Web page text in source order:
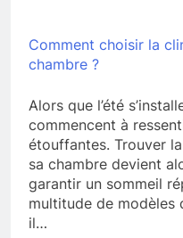
Comment choisir la
chambre ?
Alors que l’été
commencent à
étouffantes. Trouver
sa chambre devient
garantir un sommeil
multitude de modèles
il…